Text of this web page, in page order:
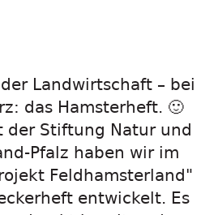
Landwirtschaft – bei
das Hamsterheft. 🙂
der Stiftung Natur und
Pfalz haben wir im
Feldhamsterland"
entwickelt. Es